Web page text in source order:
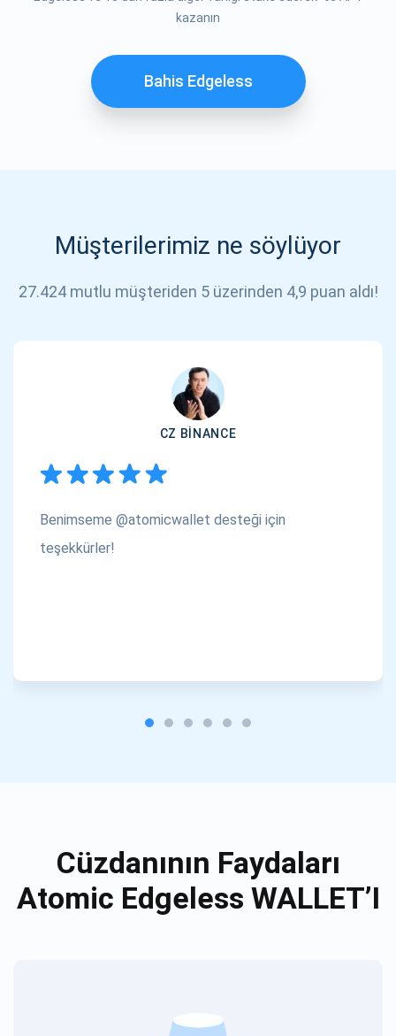
kazanın
Bahis Edgeless
Müşterilerimiz ne söylüyor
27.424 mutlu müşteriden 5 üzerinden 4,9 puan aldı!
CZ BINANCE
Benimseme @atomicwallet desteği için
teşekkürler!
Cüzdanının Faydaları
Atomic Edgeless WALLET’I